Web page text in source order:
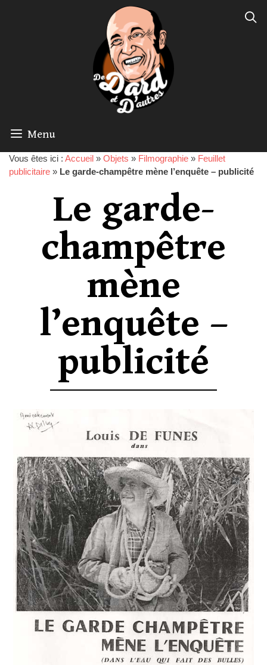
Menu
Vous êtes ici : Accueil » Objets » Filmographie » Feuillet
publicitaire » Le garde-champêtre mène l’enquête – publicité
Le garde-
champêtre
mène
l’enquête –
publicité